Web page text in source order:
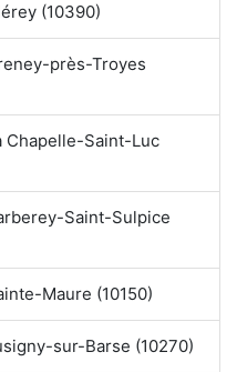
(10390)
près-Troyes
Chapelle-Saint-Luc
Saint-Sulpice
Maure (10150)
sur-Barse (10270)